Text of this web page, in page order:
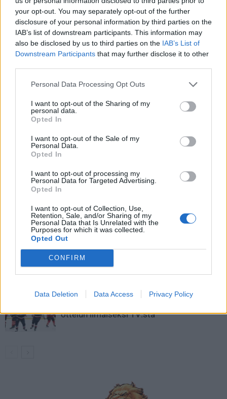
your opt-out. You may separately opt-out of the further
disclosure of your personal information by third parties on the
IAB’s list of downstream participants. This information may
also be disclosed by us to third parties on the IAB’s List of
Downstream Participants that may further disclose it to other
Personal Data Processing Opt Outs
I want to opt-out of the Sharing of my
personal data.
Opted In
I want to opt-out of the Sale of my
Personal Data.
Opted In
I want to opt-out of processing my
Personal Data for Targeted Advertising.
Opted In
I want to opt-out of Collection, Use,
Retention, Sale, and/or Sharing of my
Personal Data that Is Unrelated with the
Purposes for which it was collected.
Opted Out
CONFIRM
Data Deletion Data Access Privacy Policy
Edellinen artikkeli
Pikkuleijonat matkaa U18 MM-
kisoihin tällä joukkueella
Seuraava artikkeli
Leijonat päivitti MM-
leiriryhmäänsä – 10 pelaajaa
vuotiaana
LIITTYVÄT ARTIKKELIT LISÄÄ TEKIJÄLTÄ
Leijonat julkisti ketjut Sveitsi-peliin –
Aleksander Barkov tekee paluun
kaukaloon
Venäläisveskari sekosi Suomen 2.
divisioonassa – sai samasta tilanteesta
50 jäähyminuuttia
ottelun ilmaiseksi TV:stä